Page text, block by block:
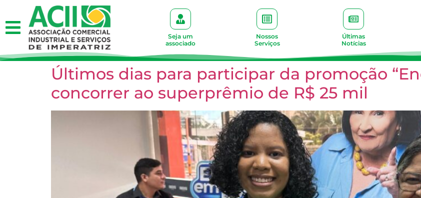
Seja um
associado
Nossos
Serviços
Últimas
Notícias
Últimos dias para participar da promoção
concorrer ao superprêmio de R$ 25 mil